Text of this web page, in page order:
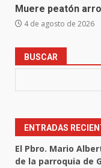
Muere peatón
4 de agosto de 2026
BUSCAR
ENTRADAS
El Pbro. Mario
de la parroquia de